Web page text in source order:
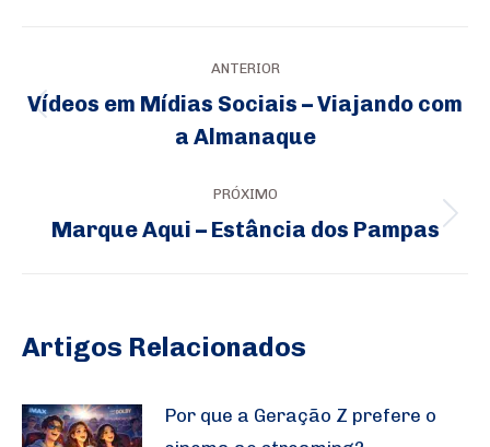
de
ANTERIOR
anterior:
Vídeos em Mídias Sociais – Viajando com
a Almanaque
PRÓXIMO
Próximo
Marque Aqui – Estância dos Pampas
Artigos Relacionados
Por que a Geração Z prefere o